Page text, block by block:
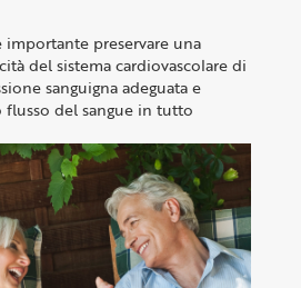
preservare una
del sistema cardiovascolare di
sanguigna adeguata e
del sangue in tutto